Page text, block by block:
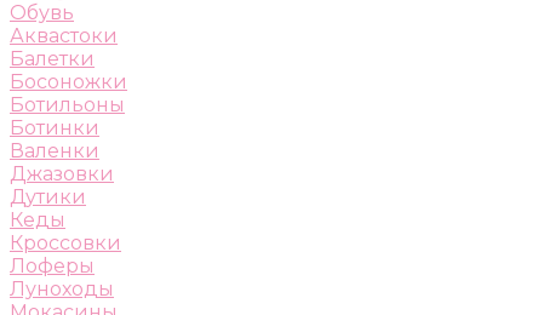
Обувь
Аквастоки
Балетки
Босоножки
Ботильоны
Ботинки
Валенки
Джазовки
Дутики
Кеды
Кроссовки
Лоферы
Луноходы